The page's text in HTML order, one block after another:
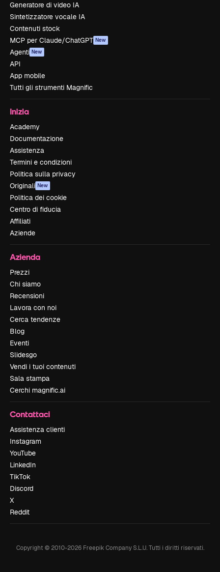
Generatore di video IA
Sintetizzatore vocale IA
Contenuti stock
MCP per Claude/ChatGPT New
Agenti New
API
App mobile
Tutti gli strumenti Magnific
Inizia
Academy
Documentazione
Assistenza
Termini e condizioni
Politica sulla privacy
Originali New
Politica dei cookie
Centro di fiducia
Affiliati
Aziende
Azienda
Prezzi
Chi siamo
Recensioni
Lavora con noi
Cerca tendenze
Blog
Eventi
Slidesgo
Vendi i tuoi contenuti
Sala stampa
Cerchi magnific.ai
Contattaci
Assistenza clienti
Instagram
YouTube
LinkedIn
TikTok
Discord
X
Reddit
Copyright © 2010-2026Freepik Company S.L.U. Tutti i diritti riservati.